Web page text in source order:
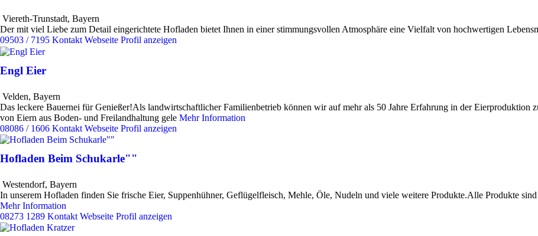
Viereth-Trunstadt, Bayern
Der mit viel Liebe zum Detail eingerichtete Hofladen bietet Ihnen in einer stimmungsvollen Atmosphäre eine Vielfalt von hochwertigen
09503 / 7195 Kontakt Webseite Profil anzeigen
Engl Eier
Velden, Bayern
Das leckere Bauernei für Genießer!Als landwirtschaftlicher Familienbetrieb können wir auf mehr als 50 Jahre Erfahrung in der Eierproduktion
von Eiern aus Boden- und Freilandhaltung gele Mehr Information
08086 / 1606 Kontakt Webseite Profil anzeigen
Hofladen Beim Schukarle""
Westendorf, Bayern
In unserem Hofladen finden Sie frische Eier, Suppenhühner, Geflügelfleisch, Mehle, Öle, Nudeln und viele weitere Produkte.Alle Produkte
Mehr Information
08273 1289 Kontakt Webseite Profil anzeigen